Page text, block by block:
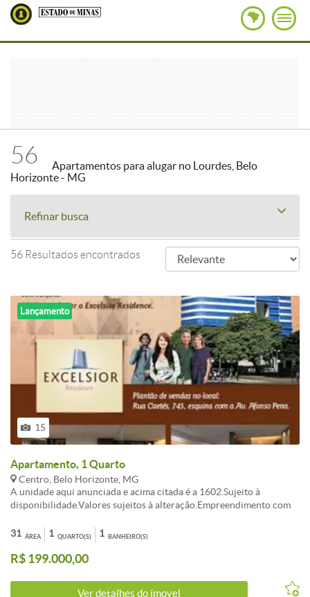
56
Apartamentos para alugar no Lourdes, Belo
Horizonte - MG
Refinar busca
56 Resultados encontrados
Lançamento
15
Apartamento, 1 Quarto
Centro, Belo Horizonte, MG
A unidade aqui anunciada e acima citada é a 1602.Sujeito à
disponibilidade.Valores sujeitos à alteração.Empreendimento com
m².Valores variados em função de tamanho e posicionamento. As
unidades serão entregues com vãos livres, sem divisões internas,
exceto banheiros.Visite no local os apartamentos decorados.
ÁREA
31 QUARTO(S)
1 BANHEIRO(S)
1
R$ 199.000,00
Ver detalhes do ímovel